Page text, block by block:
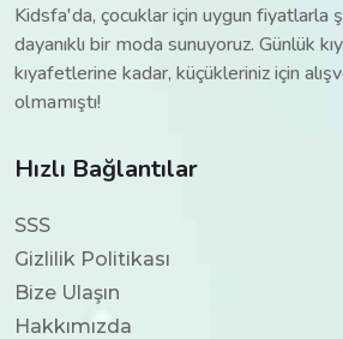
Kidsfa'da, çocuklar için uygun fiyatlarla
dayanıklı bir moda sunuyoruz. Günlük
kıyafetlerine kadar, küçükleriniz için
olmamıştı!
Hızlı Bağlantılar
SSS
Gizlilik Politikası
Bize Ulaşın
Hakkımızda